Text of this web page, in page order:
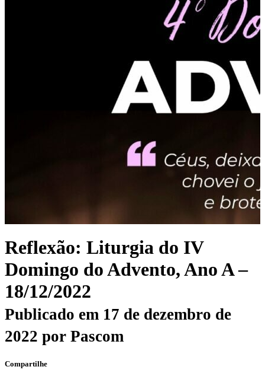
Reflexão: Liturgia do IV
Domingo do Advento, Ano A –
18/12/2022
Publicado em 17 de dezembro de
2022 por Pascom
Compartilhe